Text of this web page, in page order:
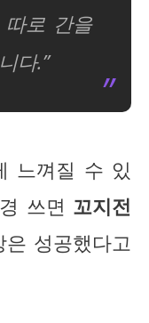
로 간을
다.”
느껴질 수 있
쓰면 꼬지전
성공했다고